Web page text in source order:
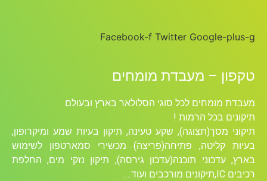
Facebook-f Twitter Google-plus-g
טקפון – מעבדת מומחים
מעבדת מומחים לכל סוגי הסלולאר בארץ ובעולם
תיקונים בכל הרמות !
תיקוני מסך(תצוגה), שקע טעינה, תיקון בעיות שמע ומיקרופון,
בעיות קליטה, פתיחה(פריצה) מכשירי סמארטפון לשימוש
בארץ, עדכוני תוכנה(עדכון גירסה), תיקון נזקי מים, החלפת
רכיבים ICׁ,תיקונים מורכבים ועוד….